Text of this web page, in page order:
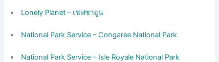
Lonely Planet – เชฟชาอูน
National Park Service – Congaree National Park
National Park Service – Isle Royale National Park